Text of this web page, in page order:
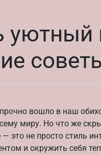
уютный
вошло в наш
миру. Но что же
это не просто стиль
и окружить себя